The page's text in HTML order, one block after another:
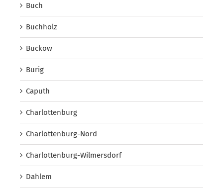
Buch
Buchholz
Buckow
Burig
Caputh
Charlottenburg
Charlottenburg-Nord
Charlottenburg-Wilmersdorf
Dahlem